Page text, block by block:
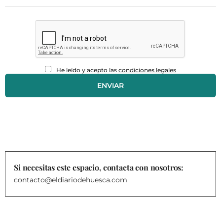
He leído y acepto las condiciones legales
Si necesitas este espacio, contacta con nosotros:
contacto@eldiariodehuesca.com